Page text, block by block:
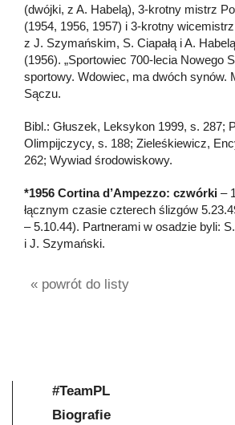
(dwójki, z A. Habelą), 3-krotny mistrz
(1954, 1956, 1957) i 3-krotny
z J. Szymańskim, S. Ciapałą i A.
(1956). „Sportowiec 700-lecia Nowego
sportowy. Wdowiec, ma dwóch synów.
Sączu.
Bibl.: Głuszek, Leksykon 1999, s. 287;
Olimpijczycy, s. 188; Zieleśkiewicz,
262; Wywiad środowiskowy.
*1956 Cortina d’Ampezzo: czwórki –
łącznym czasie czterech ślizgów
– 5.10.44). Partnerami w osadzie byli:
i J. Szymański.
« powrót do listy
#TeamPL
Biografie